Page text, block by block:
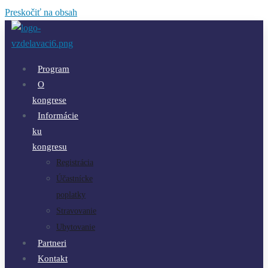
Preskočiť na obsah
Program
O
kongrese
Informácie
ku
kongresu
Registrácia
Účastnícke
poplatky
Stravovanie
Ubytovanie
Partneri
Kontakt